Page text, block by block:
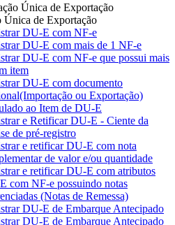
Única de Exportação
Única de Exportação
DU-E com NF-e
DU-E com mais de 1 NF-e
DU-E com NF-e que possui mais
item
DU-E com documento
ou Exportação)
ao Item de DU-E
e Retificar DU-E - Ciente da
de pré-registro
e retificar DU-E com nota
de valor e/ou quantidade
e retificar DU-E com atributos
com NF-e possuindo notas
(Notas de Remessa)
DU-E de Embarque Antecipado
DU-E de Embarque Antecipado